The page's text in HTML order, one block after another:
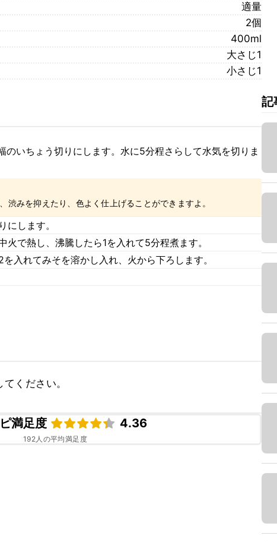
適量
2個
400ml
大さじ1
小さじ1
のいちょう切りにします。水に5分程さらして水気を切りま
渋みを抑えたり、色よく仕上げることができますよ。
にします。
で熱し、沸騰したら1を入れて5分程煮ます。
入れてみそを溶かし入れ、火から下ろします。
ください。
満足度
4.36
192人の平均満足度
記